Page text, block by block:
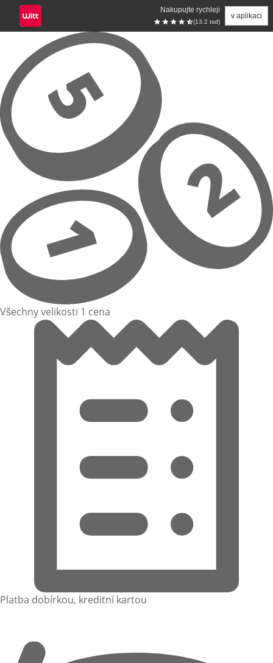
Nakupujte rychleji
(13.2 tsd)
v aplikaci
Přeskočit na hlavní obsah
Všechny velikosti 1 cena
Platba dobírkou, kreditní kartou